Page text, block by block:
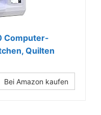
Computer-
Quilten
Bei Amazon kaufen